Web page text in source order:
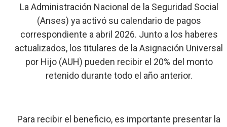
La Administración Nacional de la Seguridad Social
(Anses) ya activó su calendario de pagos
correspondiente a abril 2026. Junto a los haberes
actualizados, los titulares de la Asignación Universal
por Hijo (AUH) pueden recibir el 20% del monto
retenido durante todo el año anterior.
Para recibir el beneficio, es importante presentar la